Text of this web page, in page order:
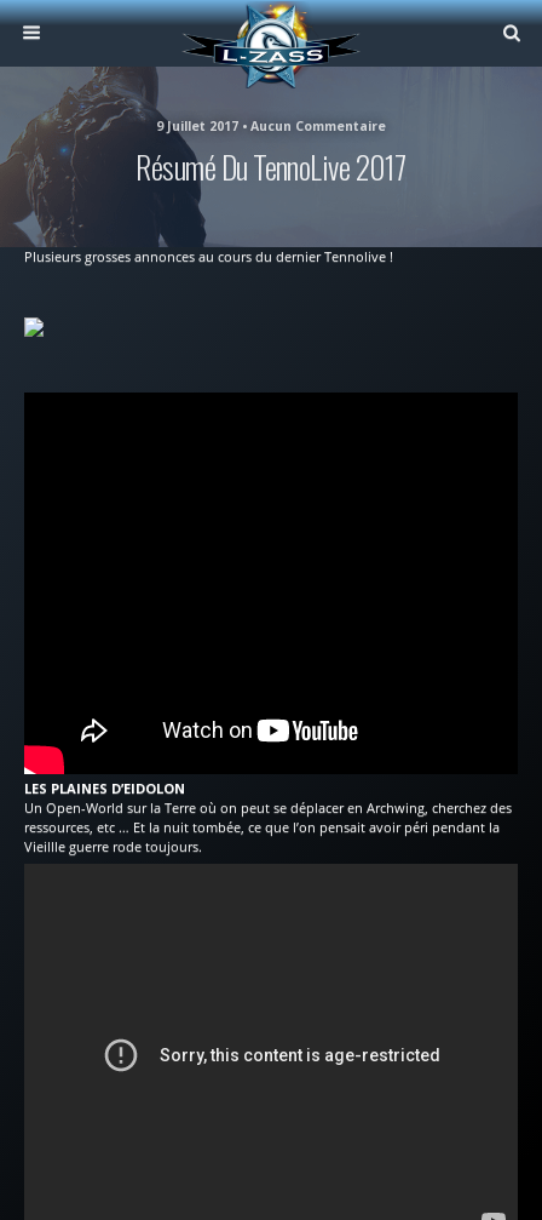
9 Juillet 2017 • Aucun Commentaire
Résumé Du TennoLive 2017
Plusieurs grosses annonces au cours du dernier Tennolive !
LES PLAINES D’EIDOLON
Un Open-World sur la Terre où on peut se déplacer en Archwing, cherchez des
ressources, etc … Et la nuit tombée, ce que l’on pensait avoir péri pendant la
Vieillle guerre rode toujours.